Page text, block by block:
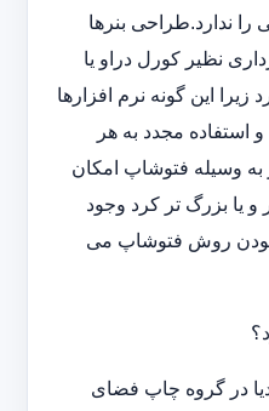
را ندارد.طراحی بنرها
نظیر کورل دراو یا
این گونه نرم افزارها
و استفاده مجدد به هر
به وسیله فتوشاپ امکان
و یا بزرگ تر کرد وجود
بودن روش فتوشاپ می
در گروه چاپ فضای